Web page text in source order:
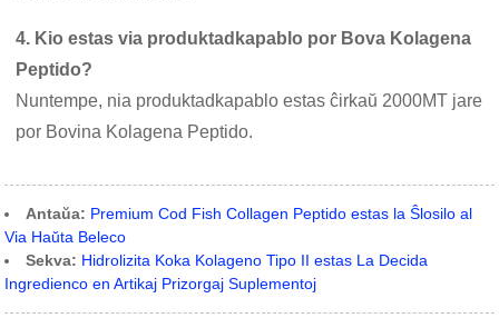
4. Kio estas via produktadkapablo por Bova Kolagena
Peptido?
Nuntempe, nia produktadkapablo estas ĉirkaŭ 2000MT jare
por Bovina Kolagena Peptido.
Antaŭa: Premium Cod Fish Collagen Peptido estas la Ŝlosilo al
Via Haŭta Beleco
Sekva: Hidrolizita Koka Kolageno Tipo II estas La Decida
Ingredienco en Artikaj Prizorgaj Suplementoj